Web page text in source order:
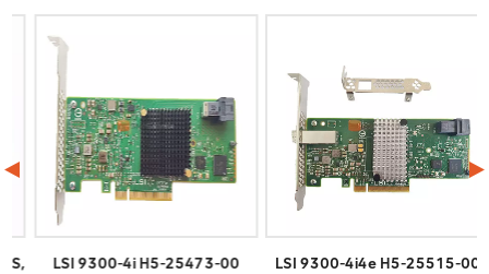
LSI 9300-4i H5-25473-00
LSI 9300-4i4e H5-25515-00